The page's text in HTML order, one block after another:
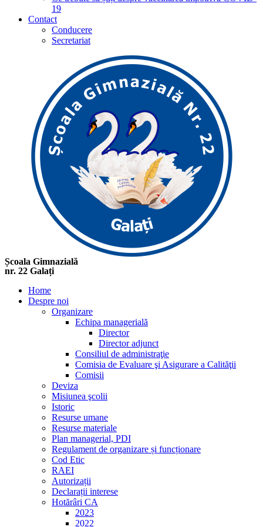
19
Contact
Conducere
Secretariat
Școala Gimnazială
nr. 22 Galați
Home
Despre noi
Organizare
Echipa managerială
Director
Director adjunct
Consiliul de administraţie
Comisia de Evaluare şi Asigurare a Calităţii
Comisii
Deviza
Misiunea şcolii
Istoric
Resurse umane
Resurse materiale
Plan managerial, PDI
Regulament de organizare și funcționare
Cod Etic
RAEI
Autorizații
Declarații interese
Hotărâri CA
2023
2022